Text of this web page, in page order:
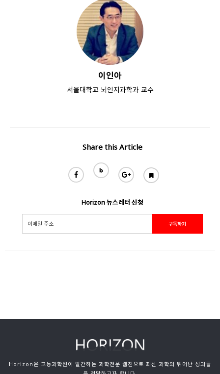
이인아
서울대학교 뇌인지과학과 교수
Share this Article
Horizon 뉴스레터 신청
Horizon은 고등과학원이 발간하는 과학전문 웹진으로 최신 과학의 뛰어난 성과들